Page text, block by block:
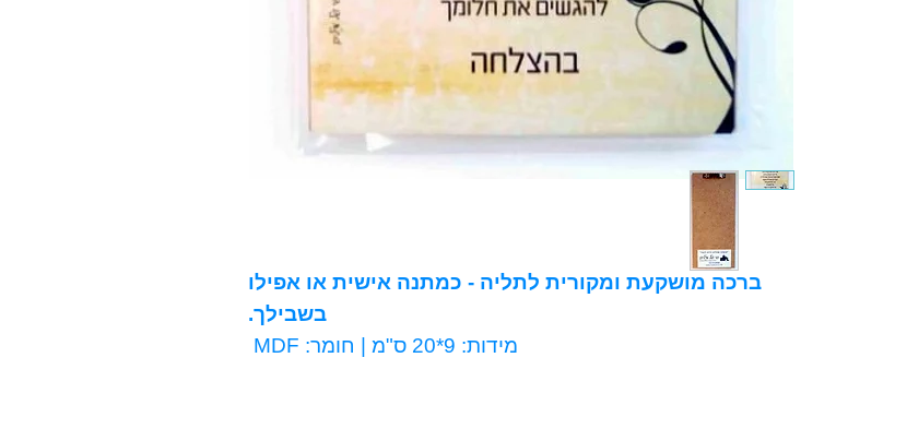
ברכה מושקעת ומקורית לתליה - כמתנה אישית או אפילו
בשבילך.
מידות: 9*20 ס"מ | חומר: MDF